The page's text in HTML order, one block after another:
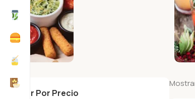
Filtrar Por Precio